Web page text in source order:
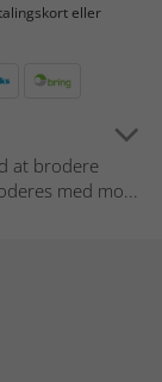
eller
at brodere
med mo...